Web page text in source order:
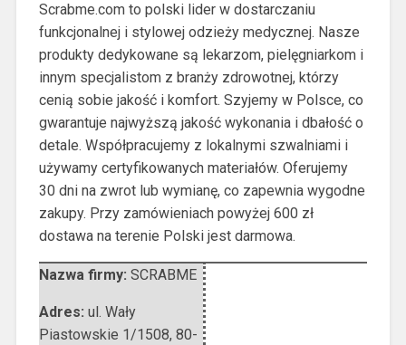
Scrabme.com to polski lider w dostarczaniu
funkcjonalnej i stylowej odzieży medycznej. Nasze
produkty dedykowane są lekarzom, pielęgniarkom i
innym specjalistomz branży zdrowotnej, którzy
cenią sobie jakość i komfort. Szyjemy w Polsce, co
gwarantuje najwyższą jakość wykonania i dbałość o
detale. Współpracujemy z lokalnymi szwalniami i
używamy certyfikowanych materiałów. Oferujemy
30 dni na zwrot lub wymianę, co zapewnia wygodne
zakupy. Przy zamówieniach powyżej 600 zł
dostawa na terenie Polski jest darmowa.
Nazwa firmy: SCRABME
Adres: ul. Wały
Piastowskie 1/1508, 80-